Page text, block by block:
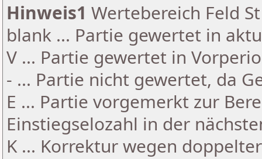
Hinweis1 Wertebereich Feld
blank ... Partie gewertet in
V ... Partie gewertet in
- ... Partie nicht gewertet, da
E ... Partie vorgemerkt zur
Einstiegselozahl in der
K ... Korrektur wegen